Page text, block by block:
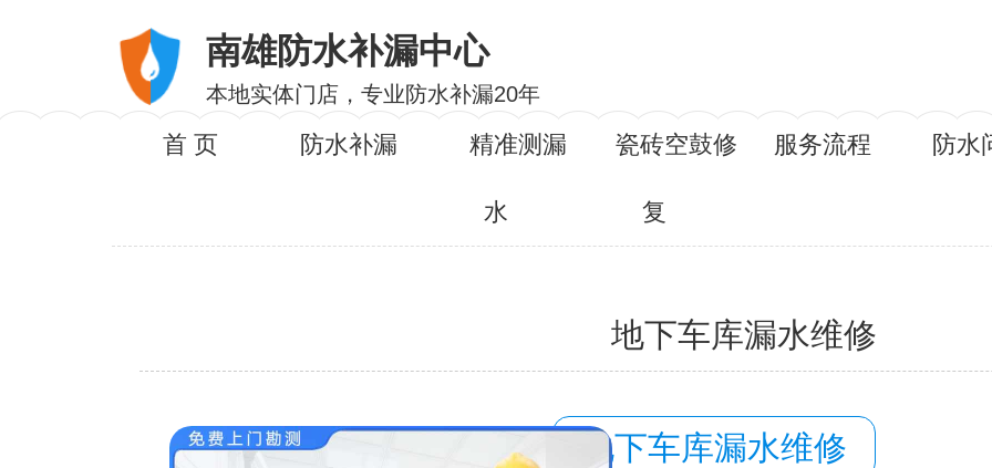
南雄防水补漏中心
本地实体门店，专业防水补漏20年
首 页 防水补漏 精准测漏
水
瓷砖空鼓修
复
服务流程 防水
地下车库漏水维修
服务内容： 地下车库漏水维修